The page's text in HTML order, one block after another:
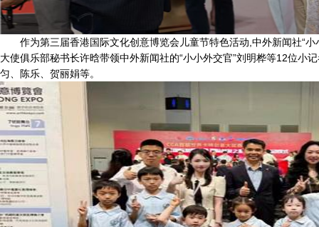
作为第三届香港国际文化创意博览会儿童节特色活动,中外新闻社“
大使俱乐部秘书长许晗带领中外新闻社的“小小外交官”刘明桦等12位小
匀、陈乐、贺丽娟等。